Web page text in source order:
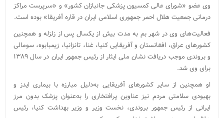
وی عضو «شورای عالی کمسیون پزشکی جانبازان کشور» و «سرپرست مراکز
درمانی جمعیت هلال احمر جمهوری اسلامی ایران در قاره آفریقا» بوده است.
فعالیت‌های وی در شهر بم به مدت بیش از یکسال پس از زلزله و همچنین
کشورهای عراق، افغانستان و آفریقایی کنیا، غنا، تانزانیا، زیمبابوه، سومالی
و بروندی موجب دریافت نشان ملی ایثار از رئیس جمهور ایران در سال ۱۳۸۹
برای وی شد.
او همچنین از سایر کشورهای آفریقایی به‌دلیل مبارزه با بیماری ایدز و
بهبودی سلامتی مردم نیز عناوین پرافتخاری را به‌عنوان پزشک بدون مرز
ایرانی از رئیس جمهور بروندی، نخست وزیر و وزیر بهداشت کنیا، رئیس